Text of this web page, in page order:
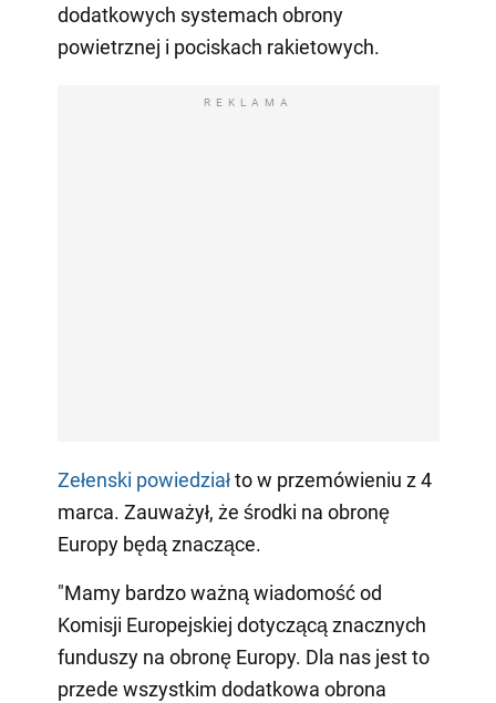
dodatkowych systemach obrony
powietrznej i pociskach rakietowych.
REKLAMA
Zełenski powiedziałto w przemówieniu z 4
marca. Zauważył, że środki na obronę
Europy będą znaczące.
"Mamy bardzo ważną wiadomość od
Komisji Europejskiej dotyczącą znacznych
funduszy na obronę Europy. Dla nas jest to
przede wszystkim dodatkowa obrona